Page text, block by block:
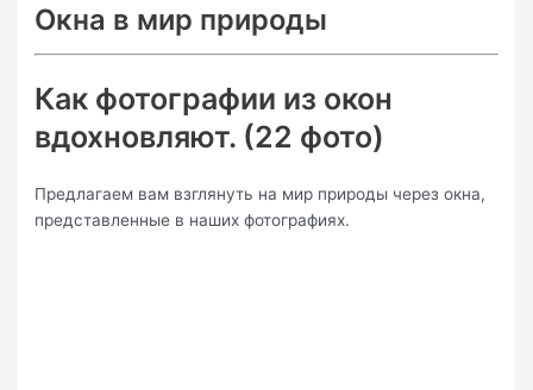
Окна в мир природы
Как фотографии из окон
вдохновляют. (22 фото)
Предлагаем вам взглянуть на мир природы через окна,
представленные в наших фотографиях.